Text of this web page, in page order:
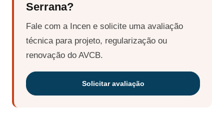
Serrana?
Fale com a Incen e solicite uma avaliação
técnica para projeto, regularização ou
renovação do AVCB.
Solicitar avaliação